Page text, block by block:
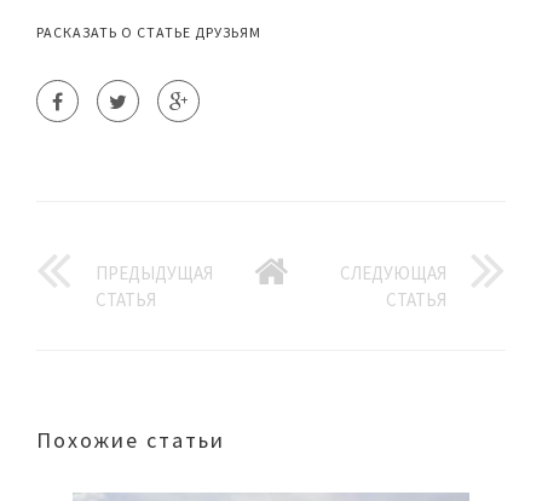
РАСКАЗАТЬ О СТАТЬЕ ДРУЗЬЯМ
ПРЕДЫДУЩАЯ
СТАТЬЯ
СЛЕДУЮЩАЯ
СТАТЬЯ
Похожие статьи